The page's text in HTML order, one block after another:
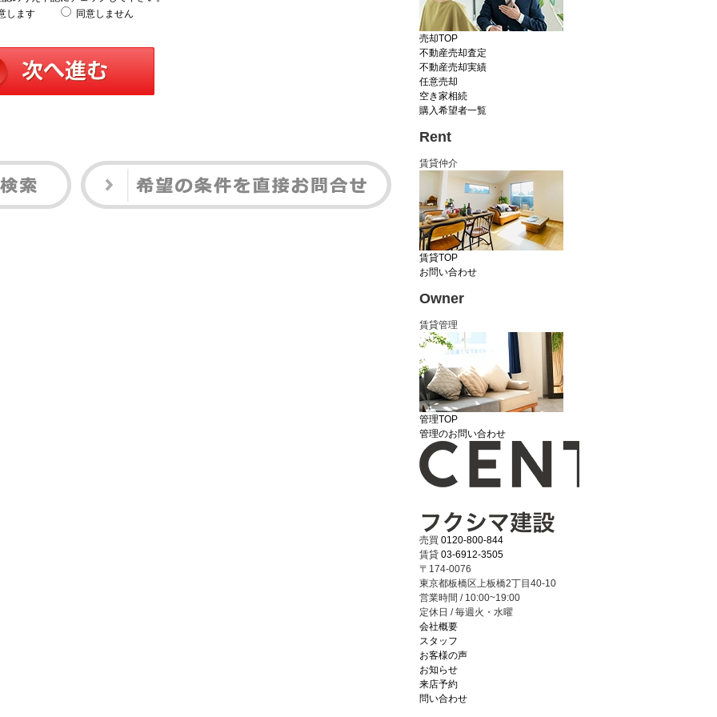
します
同意しません
売却TOP
不動産売却査定
不動産売却実績
任意売却
空き家相続
購入希望者一覧
Rent
賃貸仲介
賃貸TOP
お問い合わせ
Owner
賃貸管理
管理TOP
管理のお問い合わせ
売買 0120-800-844
賃貸 03-6912-3505
〒174-0076
東京都板橋区上板橋2丁目40-10
営業時間 / 10:00~19:00
定休日 / 毎週火・水曜
会社概要
スタッフ
お客様の声
お知らせ
来店予約
問い合わせ